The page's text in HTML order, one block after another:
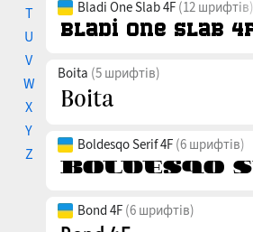
T
U
V
W
X
Y
Z
Bladi One Slab 4F (12 шрифтів)
Boita (5 шрифтів)
Boldesqo Serif 4F (6 шрифтів)
Bond 4F (6 шрифтів)